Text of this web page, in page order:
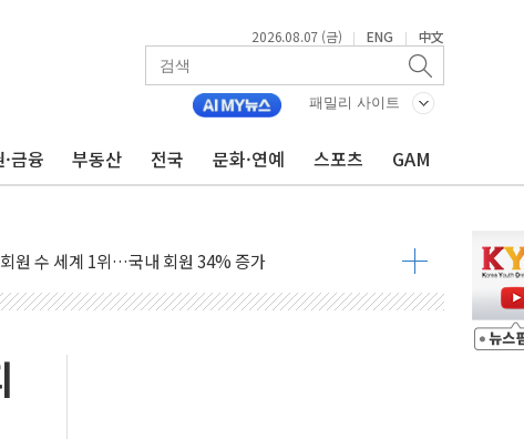
2026.08.07 (금) | ENG | 中文
패밀리 사이트
금융 부동산 전국 문화·연예 스포츠 GAM
수산식품공사 등 20곳 '최우수'...인천환경공단 등 '부진'
안기업, 중국제 공유기서 '백도어' 발견
않겠다"
원 수 세계 1위…국내 회원 34% 증가
기공급 합의에 7%대 급등
2026' 참가